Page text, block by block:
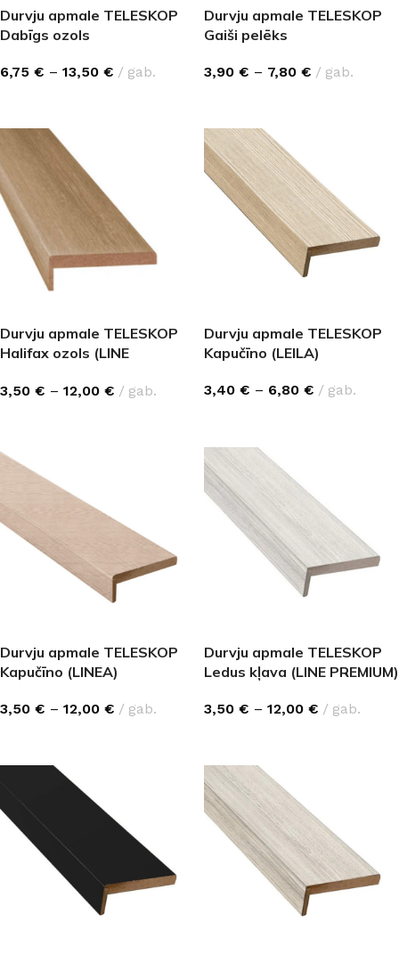
Durvju apmale TELESKOP
Dabīgs ozols
6,75 € – 13,50 € gab.
Durvju apmale TELESKOP
Gaiši pelēks
3,90 € – 7,80 € gab.
Durvju apmale TELESKOP
Halifax ozols (LINE
3,50 € – 12,00 € gab.
Durvju apmale TELESKOP
Kapučīno (LEILA)
3,40 € – 6,80 € gab.
Durvju apmale TELESKOP
Kapučīno (LINEA)
3,50 € – 12,00 € gab.
Durvju apmale TELESKOP
Ledus kļava (LINE PREMIUM)
3,50 € – 12,00 € gab.